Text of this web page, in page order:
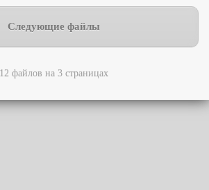
Следующие файлы
12 файлов на 3 страницах